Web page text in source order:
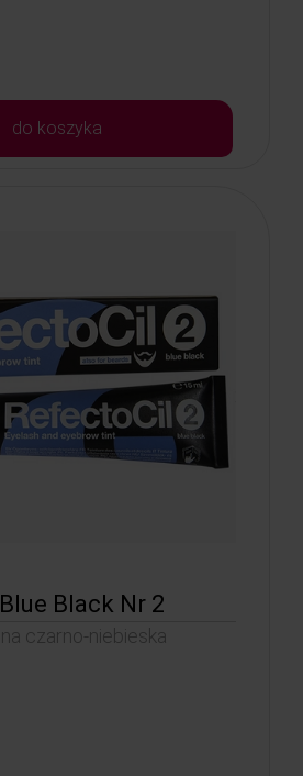
do koszyka
Black Nr 2
czarno-niebieska